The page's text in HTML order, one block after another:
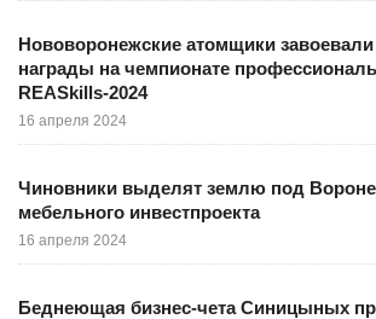
Нововоронежские атомщики
награды на чемпионате
REASkills-2024
16 апреля 2024
Чиновники выделят землю под
мебельного инвестпроекта
16 апреля 2024
Беднеющая бизнес-чета Синицыных